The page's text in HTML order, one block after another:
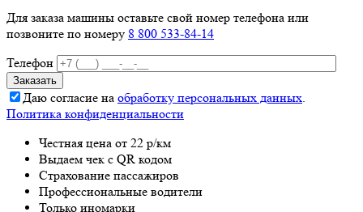
Для заказа машины оставьте свой номер телефона или
позвоните по номеру 8 800 533-84-14
Телефон
Даю согласие на обработку персональных данных.
Политика конфиденциальности
Честная цена от 22 р/км
Выдаем чек с QR кодом
Страхование пассажиров
Профессиональные водители
Только иномарки